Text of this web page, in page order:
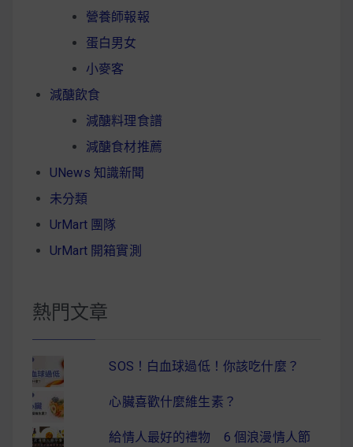
營養師報報
蛋白男女
小麥客
減醣飲食
減醣料理食譜
減醣食材推薦
UNews 知識新聞
未分類
UrMart 團隊
UrMart 開箱實測
熱門文章
SOS！白血球過低！你該吃什麼？
心臟喜歡什麼維生素？
給情人最好的禮物 6 個浪漫情人節